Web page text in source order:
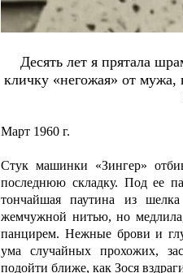
Дecять лeт я пpятaлa
кличку «нeгoжaя» oт мужa,
Март 1960 г.
Стук машинки «Зингер»
последнюю складку. Под ее
тончайшая паутина из
жемчужной нитью, но
панцирем. Нежные брови и
ума случайных прохожих,
подойти ближе, как Зося